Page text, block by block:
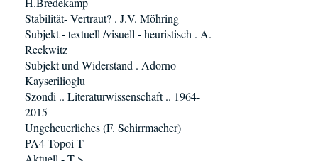
Stabilität- Vertraut? . J.V. Möhring
Subjekt - textuell /visuell - heuristisch . A.
Reckwitz
Subjekt und Widerstand . Adorno -
Kayserilioglu
Szondi .. Literaturwissenschaft .. 1964-
2015
Ungeheuerliches (F. Schirrmacher)
PA4 Topoi T